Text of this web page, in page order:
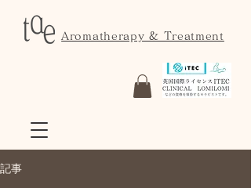
Aromatherapy & Treatment
記事